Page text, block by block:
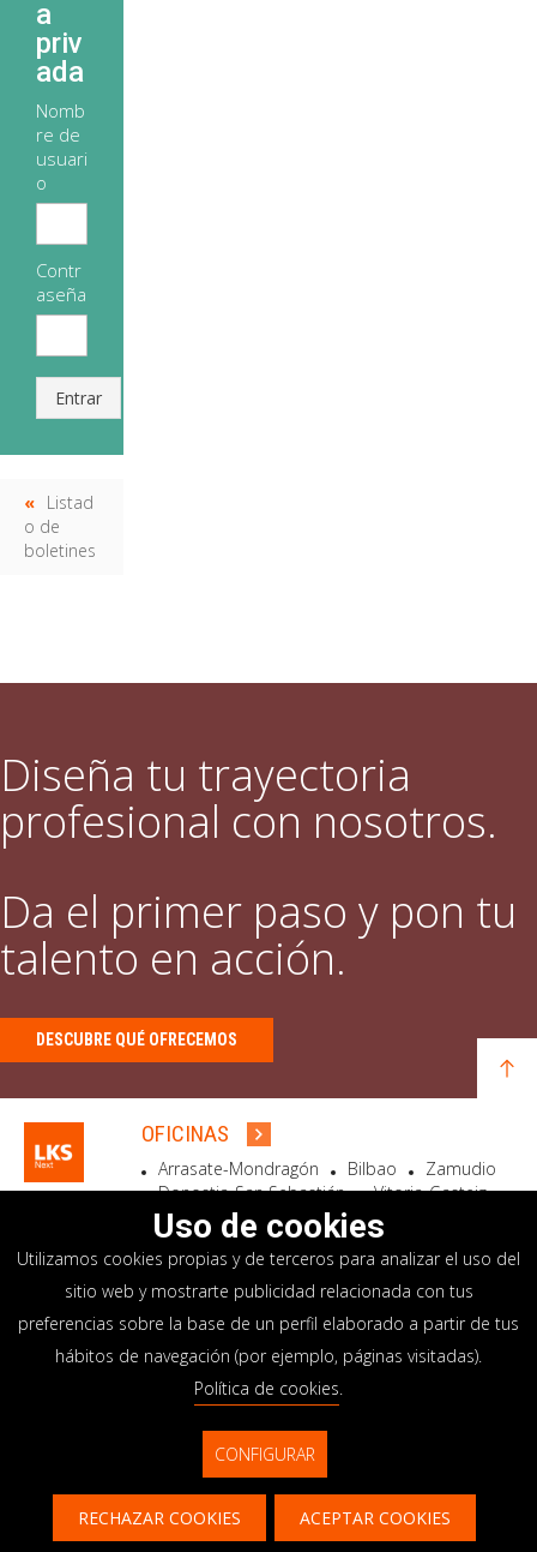
a
priv
ada
Nomb
re de
usuari
o
Contr
aseña
Entrar
Listad
o de
boletines
Diseña tu trayectoria
profesional con nosotros.
Da el primer paso y pon tu
talento en acción.
DESCUBRE QUÉ OFRECEMOS
OFICINAS
Arrasate-Mondragón Bilbao
Zamudio
Donostia-San Sebastián
Vitoria-Gasteiz
Madrid
El Astillero Bidart
SEDE SOCIAL
Goiru, 7 Arrasate-Mondragón
CP 20500 GIPUZKOA – SPAIN
+34 900 84 14 14
info@lksnext.com
Aviso legal
Portal de privacidad
Política de cookies
Sistema interno información
Uso de cookies
Utilizamos cookies propias y de terceros para analizar el uso del
sitio web y mostrarte publicidad relacionada con tus
preferencias sobre la base de un perfil elaborado a partir de tus
hábitos de navegación (por ejemplo, páginas visitadas).
Política de cookies.
CONFIGURAR
RECHAZAR COOKIES ACEPTAR COOKIES